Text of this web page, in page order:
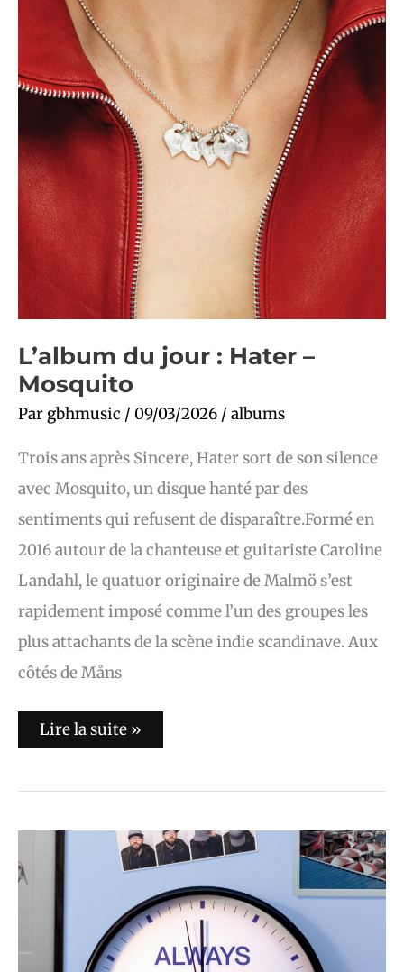
L’album du jour : Hater –
Mosquito
Par gbhmusic / 09/03/2026 / albums
Trois ans après Sincere, Hater sort de son silence
avec Mosquito, un disque hanté par des
sentiments qui refusent de disparaître.Formé en
2016 autour de la chanteuse et guitariste Caroline
Landahl, le quatuor originaire de Malmö s’est
rapidement imposé comme l’un des groupes les
plus attachants de la scène indie scandinave. Aux
côtés de Måns
Hater
–
Mosquito
Lire la suite »
L’album
Always